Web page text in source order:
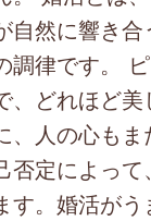
自然に響き合
調律です。
、どれほど美
、人の心も
否定によっ
す。婚活がう